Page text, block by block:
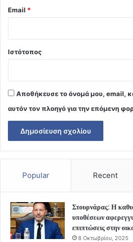
Email *
Ιστότοπος
Αποθήκευσε το όνομά μου, email,
αυτόν τον πλοηγό για την επόμενη
Popular Recent
Στουρνάρας: Η
υποθέσεων
επιπτώσεις στην
8 Οκτωβρίου, 2025